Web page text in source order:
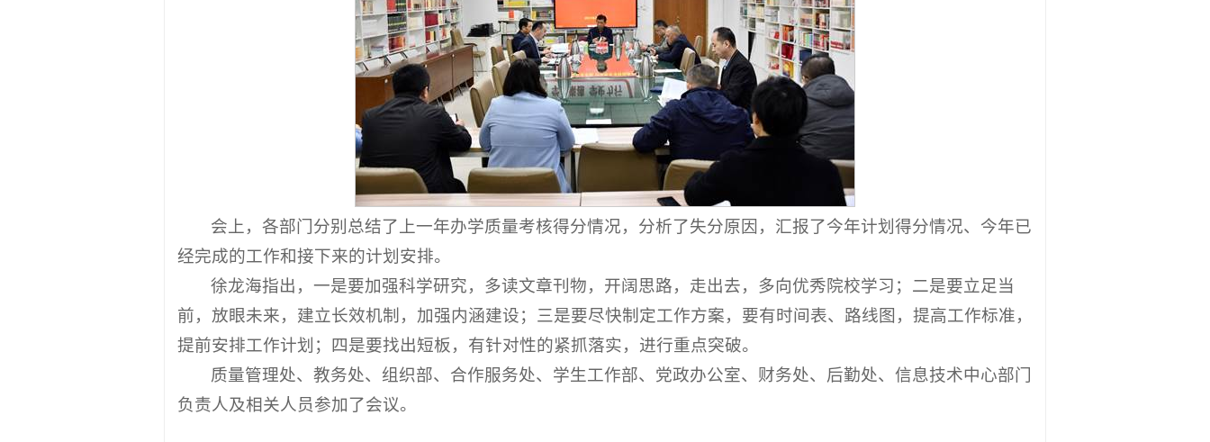
会上，各部门分别总结了上一年办学质量考核得分情况，分析了失分原因，汇报了今年计划得分情况、今年已
经完成的工作和接下来的计划安排。
徐龙海指出，一是要加强科学研究，多读文章刊物，开阔思路，走出去，多向优秀院校学习；二是要立足当
前，放眼未来，建立长效机制，加强内涵建设；三是要尽快制定工作方案，要有时间表、路线图，提高工作标准，
提前安排工作计划；四是要找出短板，有针对性的紧抓落实，进行重点突破。
质量管理处、教务处、组织部、合作服务处、学生工作部、党政办公室、财务处、后勤处、信息技术中心部门
负责人及相关人员参加了会议。